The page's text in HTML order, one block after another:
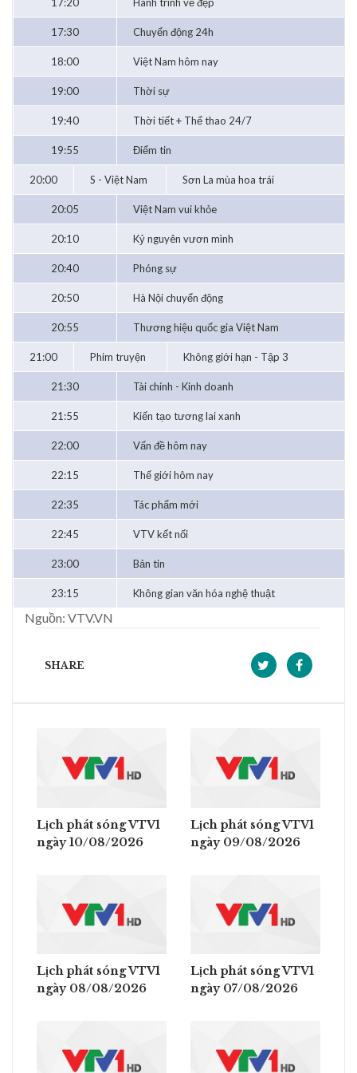
17:20 Hành trình vẻ đẹp
17:30 Chuyển động 24h
18:00 Việt Nam hôm nay
19:00 Thời sự
19:40 Thời tiết + Thể thao 24/7
19:55 Điểm tin
20:00 S - Việt Nam Sơn La mùa hoa trái
20:05 Việt Nam vui khỏe
20:10 Kỷ nguyên vươn mình
20:40 Phóng sự
20:50 Hà Nội chuyển động
20:55 Thương hiệu quốc gia Việt Nam
21:00 Phim truyện Không giới hạn - Tập 3
21:30 Tài chính - Kinh doanh
21:55 Kiến tạo tương lai xanh
22:00 Vấn đề hôm nay
22:15 Thế giới hôm nay
22:35 Tác phẩm mới
22:45 VTV kết nối
23:00 Bản tin
23:15 Không gian văn hóa nghệ thuật
Nguồn: VTV.VN
SHARE
Lịch phát sóng VTV1
ngày 10/08/2026
Lịch phát sóng VTV1
ngày 09/08/2026
Lịch phát sóng VTV1
ngày 08/08/2026
Lịch phát sóng VTV1
ngày 07/08/2026